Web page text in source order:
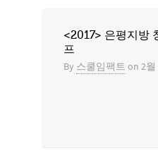
<2017> 은평지방
프
By 스쿨임팩트 on 2월